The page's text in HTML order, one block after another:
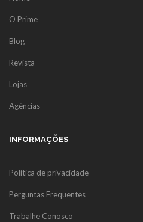
O Prime
Blog
Revista
Lojas
Agências
INFORMAÇÕES
Política de privacidade
Perguntas Frequentes
Trabalhe Conosco